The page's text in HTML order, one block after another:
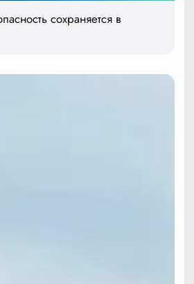
сохраняется в